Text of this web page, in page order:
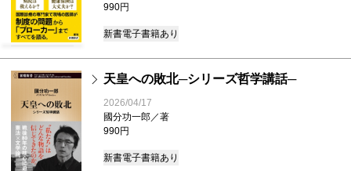
990円
新書電子書籍あり
天皇への敗北─シリーズ哲学講話─
2026/04/17
國分功一郎／著
990円
新書電子書籍あり